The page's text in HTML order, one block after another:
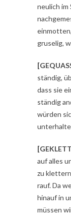
neulich im
gruselig,
ständig,
dass sie
ständig
würden
auf alles
zu
rauf. Da
hinauf in
müssen